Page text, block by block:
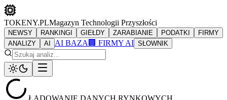
TOKENY.PLMagazyn Technologii Przyszłości
NEWSY RANKINGI GIEŁDY ZARABIANIE PODATKI
FIRMY
ANALIZY
AI AI BAZA 🏢 FIRMY AI SŁOWNIK
ŁADOWANIE DANYCH RYNKOWYCH...